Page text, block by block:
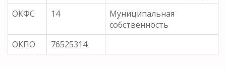
ОКФС
14
Муниципальная
собственность
ОКПО
76525314